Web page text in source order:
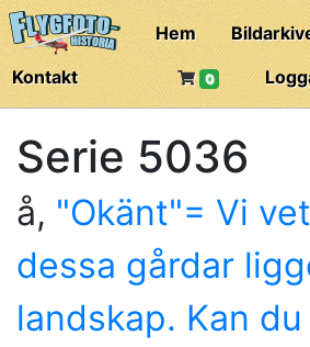
Hem
Kontakt
0
Serie 5036
å, "Okänt"= Vi
dessa gårdar
landskap. Kan